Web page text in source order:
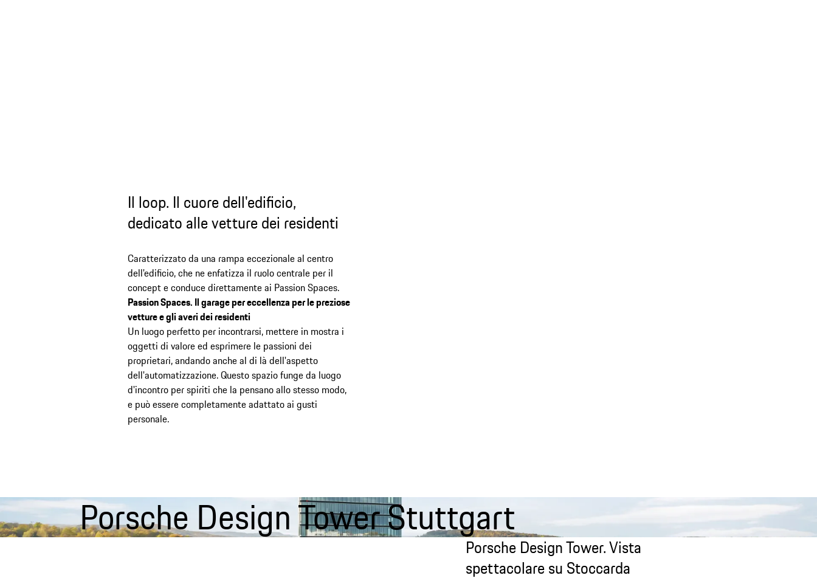
Il loop. Il cuore dell'edificio,
dedicato alle vetture dei residenti
Caratterizzato da una rampa eccezionale al centro
dell'edificio, che ne enfatizza il ruolo centrale per il
concept e conduce direttamente ai Passion Spaces.
Passion Spaces. Il garage per eccellenza per le preziose
vetture e gli averi dei residenti
Un luogo perfetto per incontrarsi, mettere in mostra i
oggetti di valore ed esprimere le passioni dei
proprietari, andando anche al di là dell'aspetto
dell'automatizzazione. Questo spazio funge da luogo
d'incontro per spiriti che la pensano allo stesso modo,
e può essere completamente adattato ai gusti
personale.
Porsche Design Tower Stuttgart
Porsche Design Tower. Vista
spettacolare su Stoccarda